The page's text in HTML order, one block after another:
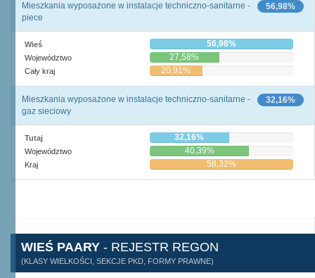
56,98%
Mieszkania wyposażone w instalacje techniczno-sanitarne -
piece
Wieś 56,98%
Województwo 27,58%
Cały kraj 20,91%
32,16%
Mieszkania wyposażone w instalacje techniczno-sanitarne -
gaz sieciowy
Tutaj 32,16%
Województwo 40,39%
Kraj 58,32%
WIEŚ PAARY - REJESTR REGON
(KLASY WIELKOŚCI, SEKCJE PKD, FORMY PRAWNE)